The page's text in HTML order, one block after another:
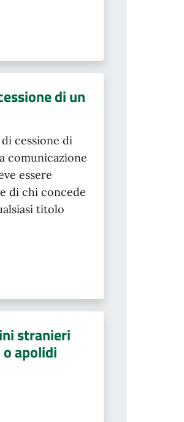
di un
cessione di
comunicazione
essere
di chi concede
titolo
stranieri
apolidi